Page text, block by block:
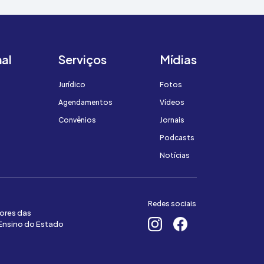
Serviços
Jurídico
Agendamentos
Convênios
Mídias
Fotos
Vídeos
Jornais
Podcasts
Notícias
das
do Estado
Redes sociais